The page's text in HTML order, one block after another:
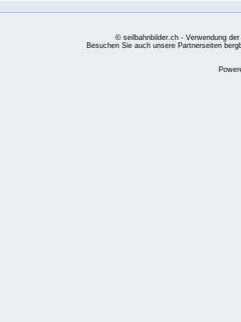
© seilbahnbilder.ch - Verwendung
Besuchen Sie auch unsere Partnerseiten